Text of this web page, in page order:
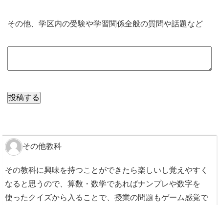
その他、学区内の受験や学習関係全般の質問や話題など
その他教科
その教科に興味を持つことができたら楽しいし覚えやすく
なると思うので、算数・数学であればナンプレや数字を
使ったクイズから入ることで、授業の問題もゲーム感覚で